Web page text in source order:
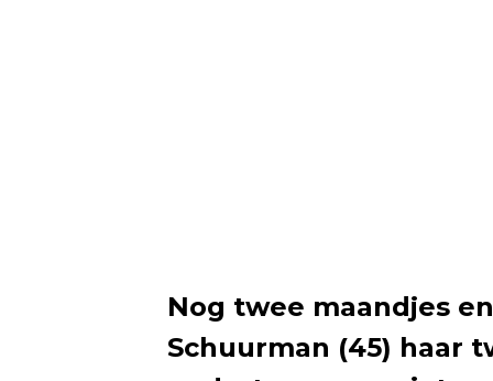
Nog twee maandjes
Schuurman (45) haar